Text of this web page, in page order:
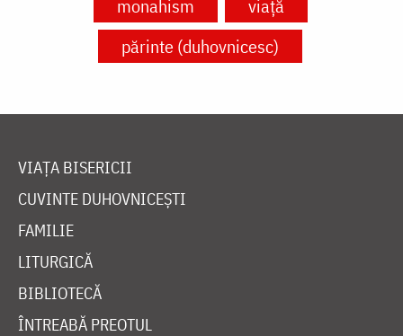
monahism
viață
părinte (duhovnicesc)
VIAȚA BISERICII
CUVINTE DUHOVNICEȘTI
FAMILIE
LITURGICĂ
BIBLIOTECĂ
ÎNTREABĂ PREOTUL